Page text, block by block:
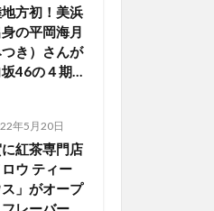
方初！美浜
の平岡海月
つき）さんが
坂46の４期
年5月20日
紅茶専門店
ロウ ティー
」がオープ